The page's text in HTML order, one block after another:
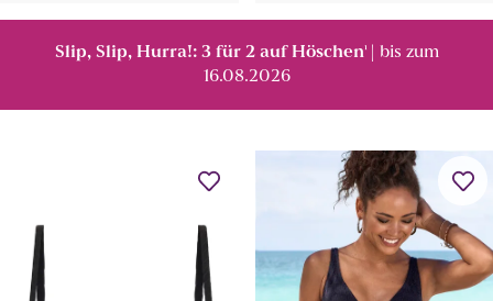
Slip, Slip, Hurra!: 3 für 2 auf Höschen¹
| bis zum
16.08.2026